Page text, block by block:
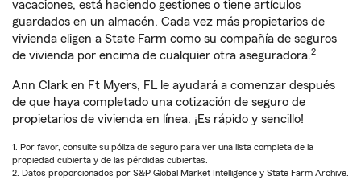
vacaciones, está haciendo gestiones o tiene artículos
guardados en un almacén. Cada vez más propietarios de
vivienda eligen a State Farm como su compañía de seguros
de vivienda por encima de cualquier otra aseguradora.2
Ann Clark en Ft Myers, FL le ayudará a comenzar después
de que haya completado una cotización de seguro de
propietarios de vivienda en línea. ¡Es rápido y sencillo!
1. Por favor, consulte su póliza de seguro para ver una lista completa de la
propiedad cubierta y de las pérdidas cubiertas.
2. Datos proporcionados por S&P Global Market Intelligence y State Farm Archive.